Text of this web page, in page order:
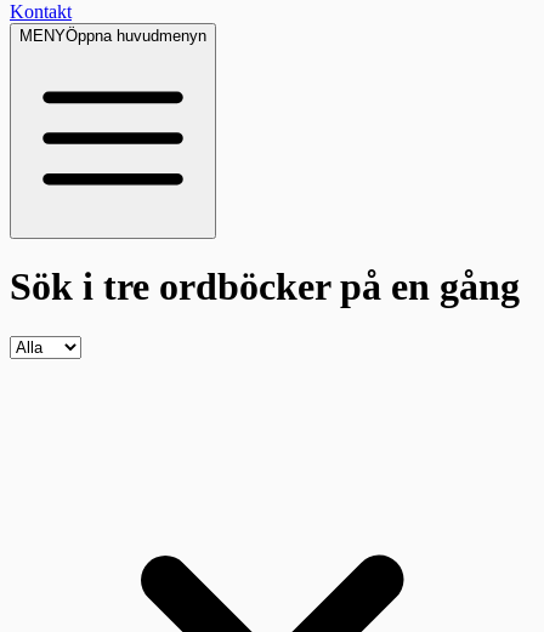
Kontakt
MENYÖppna huvudmenyn
Sök i tre ordböckerpå en gång